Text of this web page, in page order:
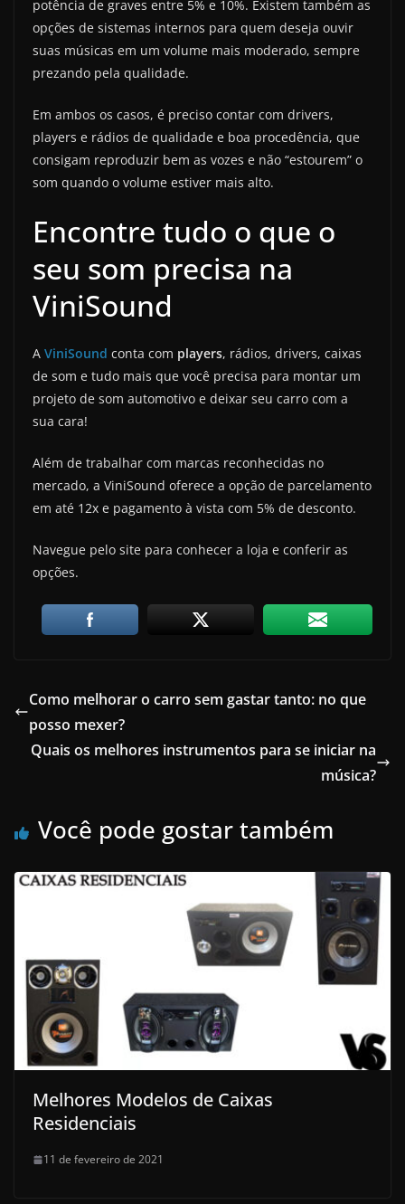
potência de graves entre 5% e 10%. Existem também as
opções de sistemas internos para quem deseja ouvir
suas músicas em um volume mais moderado, sempre
prezando pela qualidade.
Em ambos os casos, é preciso contar com drivers,
players e rádios de qualidade e boa procedência, que
consigam reproduzir bem as vozes e não “estourem” o
som quando o volume estiver mais alto.
Encontre tudo o que o
seu som precisa na
ViniSound
A ViniSound conta com players, rádios, drivers, caixas
de som e tudo mais que você precisa para montar um
projeto de som automotivo e deixar seu carro com a
sua cara!
Além de trabalhar com marcas reconhecidas no
mercado, a ViniSound oferece a opção de parcelamento
em até 12x e pagamento à vista com 5% de desconto.
Navegue pelo site para conhecer a loja e conferir as
opções.
Como melhorar o carro sem gastar tanto: no que
posso mexer?
Quais os melhores instrumentos para se iniciar na
música?
Você pode gostar também
Melhores Modelos de Caixas
Residenciais
11 de fevereiro de 2021